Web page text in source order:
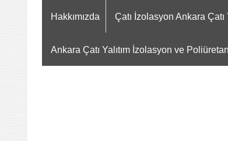
Hakkımızda Çatı İzolasyon Ankara
Ankara Çatı Yalıtım İzolasyon ve